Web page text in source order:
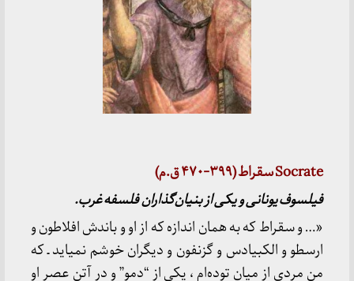
Socrate سقراط ( ۳۹۹- ۴۷۰ ق.م)
فیلسوف یونانی و یکی از بنیان‌گذاران فلسفه غرب.
«… و سقراط که به همان اندازه که از او و باندش افلاطون و
ارسطو و الکبیادس و گزنفون و دیگران خوشم نمیاید ـ که
من مردی از میان توده‌ام ، یکی از “دمو” و در آتن عصر او